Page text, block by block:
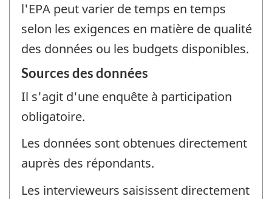
l'EPA peut varier de temps en temps
selon les exigences en matière de qualité
des données ou les budgets disponibles.
Sources des données
Il s'agit d'une enquête à participation
obligatoire.
Les données sont obtenues directement
auprès des répondants.
Les intervieweurs saisissent directement